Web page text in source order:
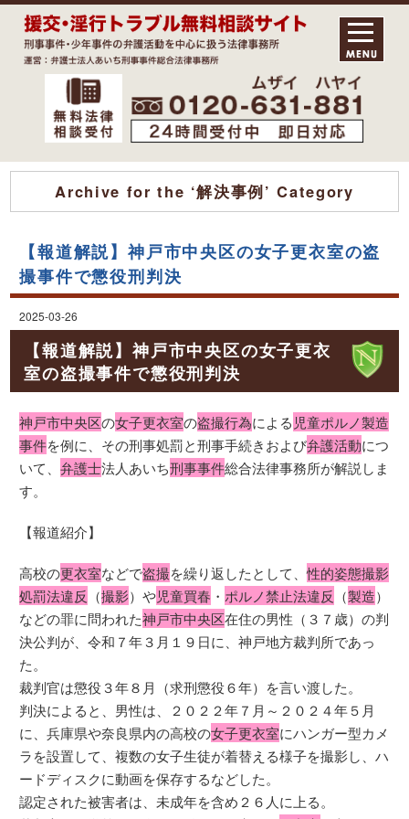
Archive for the ‘解決事例’ Category
【報道解説】神戸市中央区の女子更衣室の盗
撮事件で懲役刑判決
2025-03-26
【報道解説】神戸市中央区の女子更衣
室の盗撮事件で懲役刑判決
神戸市中央区の女子更衣室の盗撮行為による 児童ポルノ製造
事件を例に、その刑事処罰と刑事手続きおよび弁護活動につ
いて、弁護士法人あいち刑事事件総合法律事務所が解説しま
す。
【報道紹介】
高校の更衣室などで盗撮を繰り返したとして、性的姿態撮影
処罰法違反 （撮影）や児童買春 ・ポルノ禁止法違反 （製造）
などの罪に問われた神戸市中央区在住の男性（３７歳）の判
決公判が、令和７年３月１９日に、神戸地方裁判所であっ
た。
裁判官は懲役３年８月（求刑懲役６年）を言い渡した。
判決によると、男性は、２０２２年７月～２０２４年５月
に、兵庫県や奈良県内の高校の女子更衣室にハンガー型カメ
ラを設置して、複数の女子生徒が着替える様子を撮影し、ハ
ードディスクに動画を保存するなどした。
認定された被害者は、未成年を含め２６人に上る。